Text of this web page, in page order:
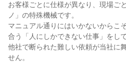
お客様ごとに仕様が異なり、現場ご
ノ」の特殊機械です。
マニュアル通りにはいかないからこ
合う「人にしかできない仕事」をし
他社で断られた難しい依頼が当社に
せん。